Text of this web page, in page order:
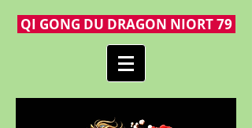
QI GONG DU DRAGON NIORT 79